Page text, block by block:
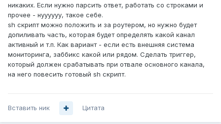
никаких. Если нужно парсить ответ, работать со строками и
прочее - нуууууу, такое себе.
sh скрипт можно положить и за роутером, но нужно будет
допиливать часть, которая будет определять какой канал
активный и т.п. Как вариант - если есть внешняя система
мониторинга, заббикс какой или рядом. Сделать триггер,
который должен срабатывать при отвале основного канала,
на него повесить готовый sh скрипт.
Вставить ник Цитата